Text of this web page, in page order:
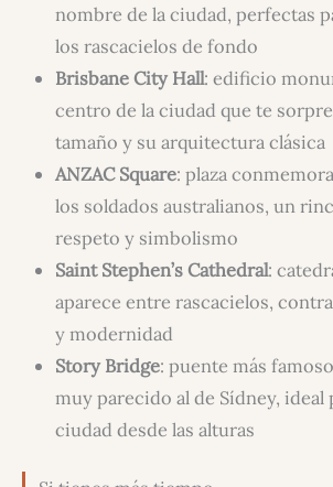
nombre de la ciudad, perfectas
los rascacielos de fondo
Brisbane City Hall: edificio
centro de la ciudad que te
tamaño y su arquitectura clásica
ANZAC Square: plaza
los soldados australianos, un
respeto y simbolismo
Saint Stephen’s Cathedral:
aparece entre rascacielos,
y modernidad
Story Bridge: puente más
muy parecido al de Sídney, ideal
ciudad desde las alturas